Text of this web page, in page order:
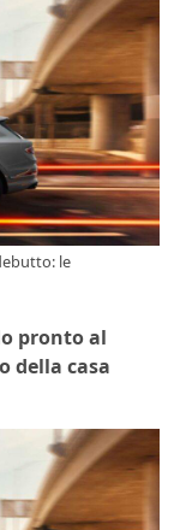
le
pronto al
della casa